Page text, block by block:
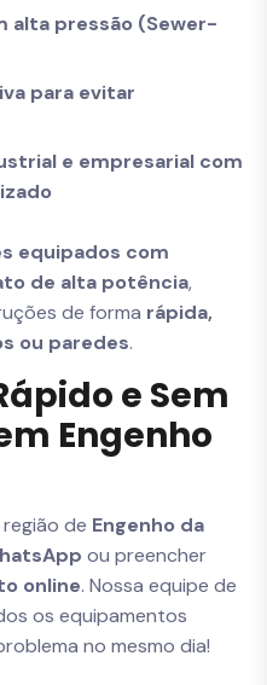
alta pressão (Sewer-
para evitar
e empresarial com
equipados com
de alta potência,
de forma rápida,
ou paredes.
e Sem
Engenho
de Engenho da
ou preencher
online. Nossa equipe de
os equipamentos
no mesmo dia!